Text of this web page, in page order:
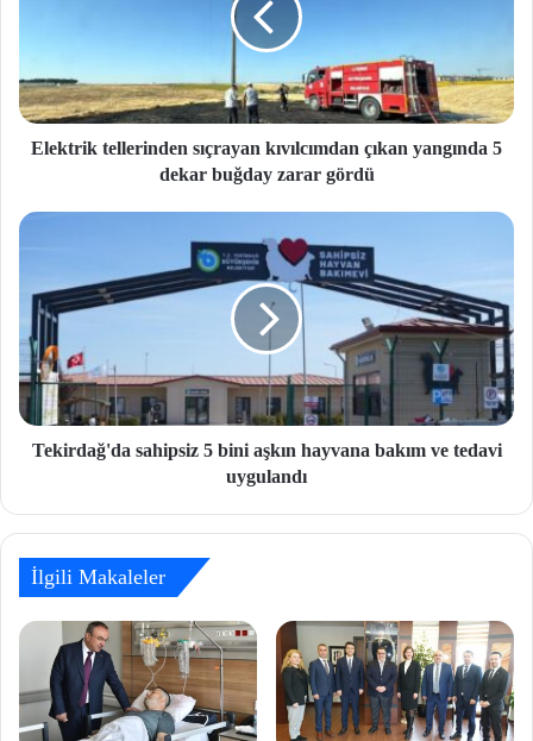
Elektrik tellerinden sıçrayan kıvılcımdan çıkan yangında 5
dekar buğday zarar gördü
Tekirdağ'da sahipsiz 5 bini aşkın hayvana bakım ve tedavi
uygulandı
İlgili Makaleler